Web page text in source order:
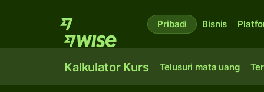
Pribadi Bisnis
Kalkulator Kurs Telusuri mata uang